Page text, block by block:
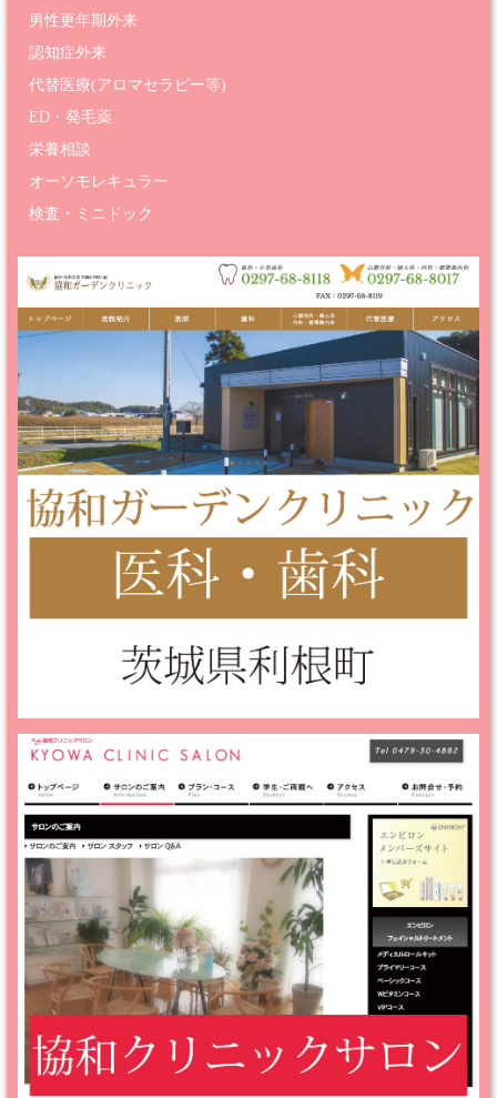
男性更年期外来
認知症外来
代替医療(アロマセラピー等)
ED・発毛薬
栄養相談
オーソモレキュラー
検査・ミニドック